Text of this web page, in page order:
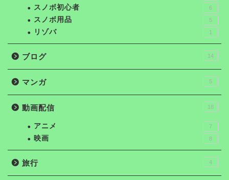
スノボ初心者 6
スノボ用品 5
リゾバ 1
ブログ 14
マンガ 5
動画配信 18
アニメ 7
映画 8
旅行 4